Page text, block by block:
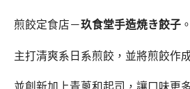
煎餃定食店－玖食堂手造焼き餃子 。
主打清爽系日系煎餃，並將煎餃作